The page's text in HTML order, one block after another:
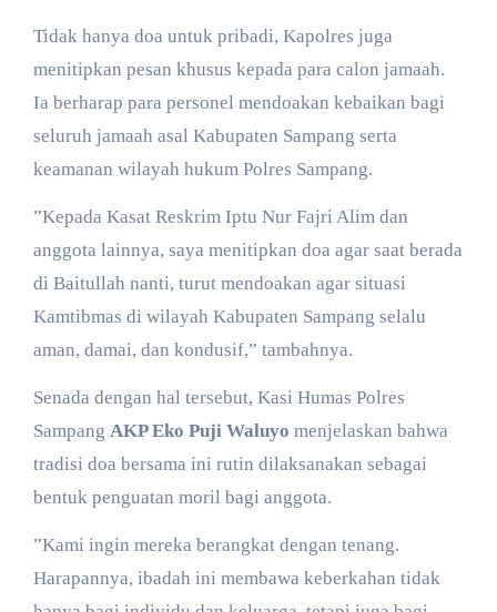
​Tidak hanya doa untuk pribadi, Kapolres juga
menitipkan pesan khusus kepada para calon jamaah.
Ia berharap para personel mendoakan kebaikan bagi
seluruh jamaah asal Kabupaten Sampang serta
keamanan wilayah hukum Polres Sampang.
​”Kepada Kasat Reskrim Iptu Nur Fajri Alim dan
anggota lainnya, saya menitipkan doa agar saat berada
di Baitullah nanti, turut mendoakan agar situasi
Kamtibmas di wilayah Kabupaten Sampang selalu
aman, damai, dan kondusif,” tambahnya.
​Senada dengan hal tersebut, Kasi Humas Polres
Sampang AKP Eko Puji Waluyo menjelaskan bahwa
tradisi doa bersama ini rutin dilaksanakan sebagai
bentuk penguatan moril bagi anggota.
​”Kami ingin mereka berangkat dengan tenang.
Harapannya, ibadah ini membawa keberkahan tidak